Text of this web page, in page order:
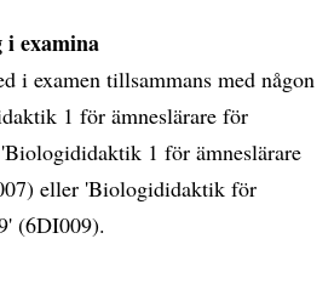
i examina
i examen tillsammans med någon
1 för ämneslärare för
1 för ämneslärare
eller 'Biologididaktik för
(6DI009).